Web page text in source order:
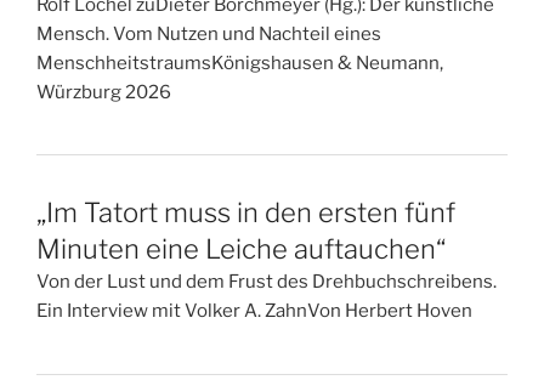
Rolf Löchel zuDieter Borchmeyer (Hg.): Der künstliche
Mensch. Vom Nutzen und Nachteil eines
MenschheitstraumsKönigshausen & Neumann,
Würzburg 2026
„Im Tatort muss in den ersten fünf
Minuten eine Leiche auftauchen“
Von der Lust und dem Frust des Drehbuchschreibens.
Ein Interview mit Volker A. ZahnVon Herbert Hoven